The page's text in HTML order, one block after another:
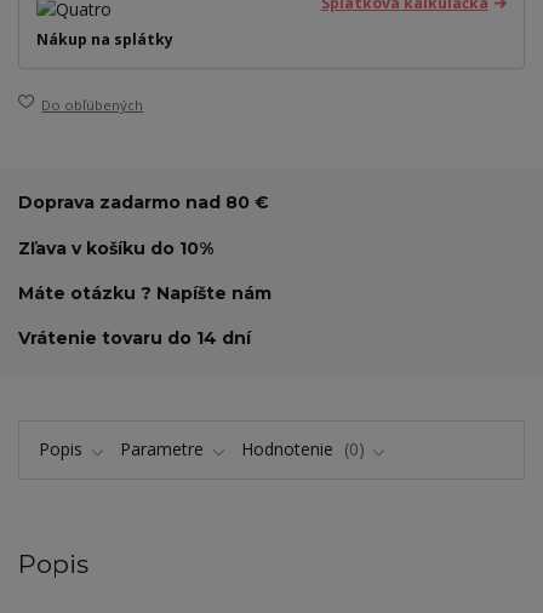
Nákup na splátky
Do obľúbených
Doprava zadarmo nad 80 €
Zľava v košíku do 10%
Máte otázku ? Napíšte nám
Vrátenie tovaru do 14 dní
Popis Parametre Hodnotenie 0
Popis